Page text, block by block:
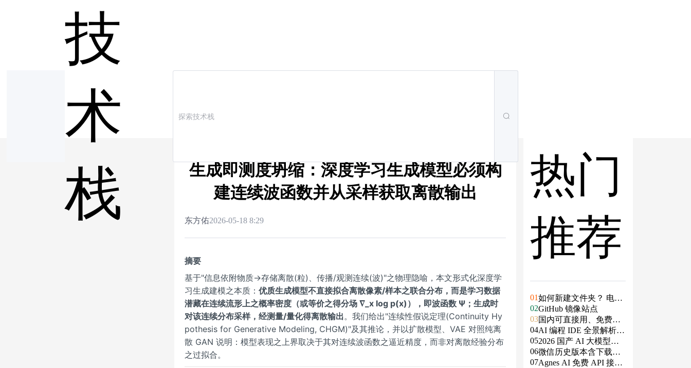
技
术
栈
生成即测度坍缩：深度学习生成模型必须构
建连续波函数并从采样获取离散输出
东方佑2026-05-18 8:29
摘要
基于"信息依附物质→存储离散(粒)、传播/观测连续(波)"之物理隐喻，本文形式化深度学
习生成建模之本质：优质生成模型不直接拟合离散像素/样本之联合分布，而是学习数据
潜藏在连续流形上之概率密度（或等价之得分场 ∇_x log p(x)），即波函数 Ψ；生成时
对该连续分布采样，经测量/量化得离散输出。我们给出"连续性假说定理(Continuity Hy
pothesis for Generative Modeling, CHGM)"及其推论，并以扩散模型、VAE 对照纯离
散 GAN 说明：模型表现之上界取决于其对连续波函数之逼近精度，而非对离散经验分布
之过拟合。
热门
推荐
01如何新建文件夹？ 电脑
新建文件夹的4种方法
02GitHub 镜像站点
03国内可直接用、免费额
度/永久免费的大模型AP
I清单（含 SiliconFlow、
火山、阿里、智谱、百
度、Kimi、DeepSeek、
04AI 编程 IDE 全景解析 2
026：Agent 全面接管开
发链路
052026 国产 AI 大模型横
评：DeepSeek、通义千
问、Kimi、文心一言、
06微信历史版本含下载地
址（ Windows PC | 安卓
07Agnes AI 免费 API 接入